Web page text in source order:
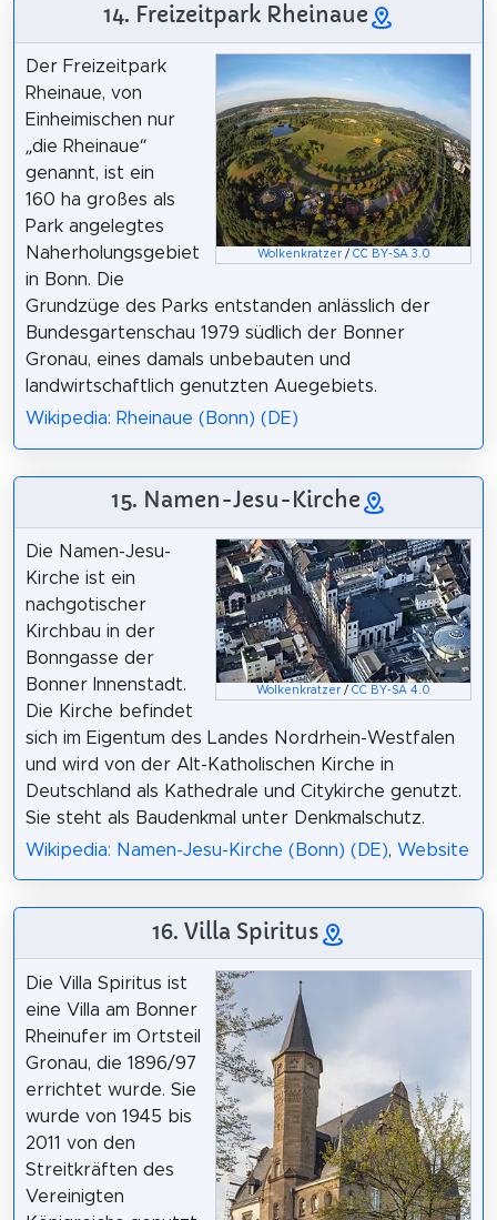
14. Freizeitpark Rheinaue
Wolkenkratzer/ CC BY-SA 3.0
Der Freizeitpark
Rheinaue, von
Einheimischen nur
„die Rheinaue“
genannt, ist ein
160 ha großes als
Park angelegtes
Naherholungsgebiet
in Bonn. Die
Grundzüge des Parks entstanden anlässlich der
Bundesgartenschau 1979 südlich der Bonner
Gronau, eines damals unbebauten und
landwirtschaftlich genutzten Auegebiets.
Wikipedia: Rheinaue (Bonn) (DE)
15. Namen-Jesu-Kirche
Wolkenkratzer /CC BY-SA 4.0
Die Namen-Jesu-
Kirche ist ein
nachgotischer
Kirchbau in der
Bonngasse der
Bonner Innenstadt.
Die Kirche befindet
sich im Eigentum des Landes Nordrhein-Westfalen
und wird von der Alt-Katholischen Kirche in
Deutschland als Kathedrale und Citykirche genutzt.
Sie steht als Baudenkmal unter Denkmalschutz.
Wikipedia: Namen-Jesu-Kirche (Bonn) (DE), Website
16. Villa Spiritus
Die Villa Spiritus ist
eine Villa am Bonner
Rheinufer im Ortsteil
Gronau, die 1896/97
errichtet wurde. Sie
wurde von 1945 bis
2011 von den
Streitkräften des
Vereinigten